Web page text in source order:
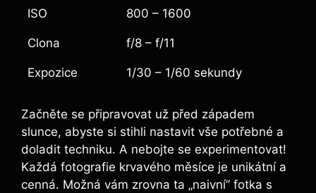
ISO 800 – 1600
Clona f/8 – f/11
Expozice 1/30 – 1/60 sekundy
Začněte se připravovat už před západem
slunce, abyste⁢ si stihli nastavit vše potřebné a
⁣doladit techniku. A nebojte⁣ se experimentovat!
Každá fotografie krvavého měsíce⁢ je ⁢unikátní a
cenná. Možná vám zrovna ta ⁢„naivní”⁤ fotka s